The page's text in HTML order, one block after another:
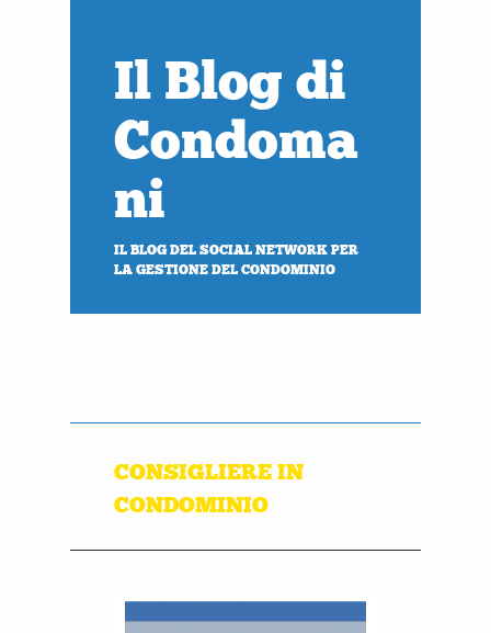
Il Blog di
Condoma
ni
IL BLOG DEL SOCIAL NETWORK PER
LA GESTIONE DEL CONDOMINIO
CONSIGLIERE IN
CONDOMINIO